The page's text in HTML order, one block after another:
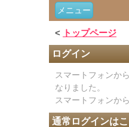
メニュー
< トップページ
ログイン
スマートフォンか
なりました。
スマートフォンか
通常ログインは